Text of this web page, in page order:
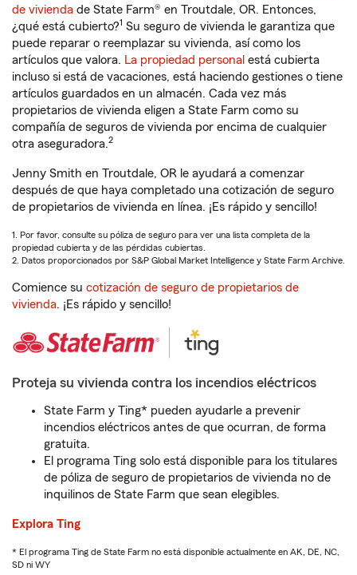
de vivienda de State Farm® en Troutdale, OR. Entonces,
¿qué está cubierto?1 Su seguro de vivienda le garantiza que
puede reparar o reemplazar su vivienda, así como los
artículos que valora. La propiedad personal está cubierta
incluso si está de vacaciones, está haciendo gestiones o tiene
artículos guardados en un almacén. Cada vez más
propietarios de vivienda eligen a State Farm como su
compañía de seguros de vivienda por encima de cualquier
otra aseguradora.2
Jenny Smith en Troutdale, OR le ayudará a comenzar
después de que haya completado una cotización de seguro
de propietarios de vivienda en línea. ¡Es rápido y sencillo!
1. Por favor, consulte su póliza de seguro para ver una lista completa de la
propiedad cubierta y de las pérdidas cubiertas.
2. Datos proporcionados por S&P Global Market Intelligence y State Farm Archive.
Comience su cotización de seguro de propietarios de
vivienda. ¡Es rápido y sencillo!
Proteja su vivienda contra los incendios eléctricos
State Farm y Ting* pueden ayudarle a prevenir
incendios eléctricos antes de que ocurran, de forma
gratuita.
El programa Ting solo está disponible para los titulares
de póliza de seguro de propietarios de vivienda no de
inquilinos de State Farm que sean elegibles.
Explora Ting
* El programa Ting de State Farm no está disponible actualmente en AK, DE, NC,
SD ni WY